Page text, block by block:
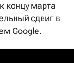
концу марта
сдвиг в
Google.